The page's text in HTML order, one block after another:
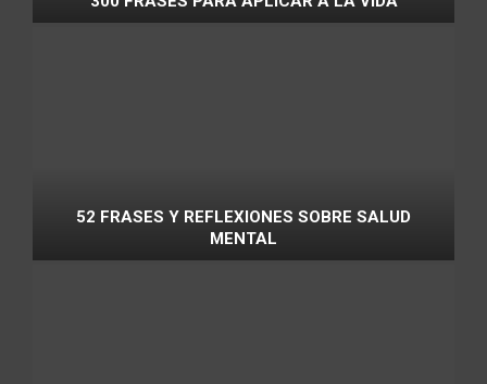
52 FRASES Y REFLEXIONES SOBRE SALUD
MENTAL